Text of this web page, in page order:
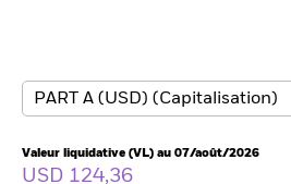
Education
Particuliers
Valeur liquidative (VL) au 07/août/2026
USD 124,36